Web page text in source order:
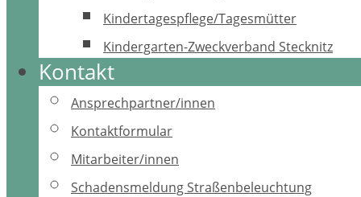
Kindertagespflege/Tagesmütter
Kindergarten-Zweckverband Stecknitz
Kontakt
Ansprechpartner/innen
Kontaktformular
Mitarbeiter/innen
Schadensmeldung Straßenbeleuchtung